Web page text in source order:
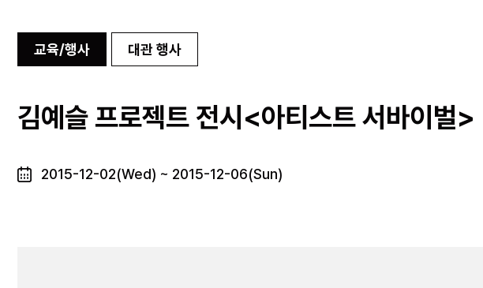
교육/행사 대관 행사
김예슬 프로젝트 전시<아티스트 서바이벌>
2015-12-02(Wed) ~ 2015-12-06(Sun)